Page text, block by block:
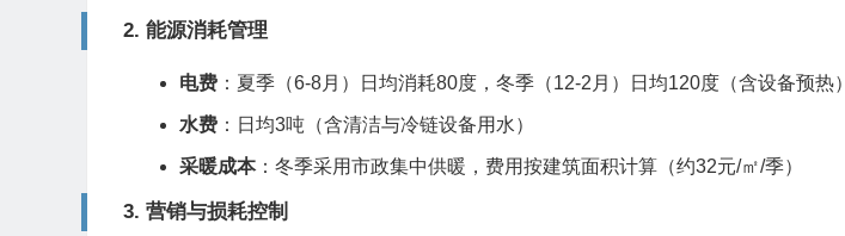
2. 能源消耗管理
电费 ：夏季（6-8月）日均消耗80度，冬季（12-2月）日均120度（含设备预热）
水费 ：日均3吨（含清洁与冷链设备用水）
采暖成本：冬季采用市政集中供暖，费用按建筑面积计算（约32元/㎡/季）
3. 营销与损耗控制